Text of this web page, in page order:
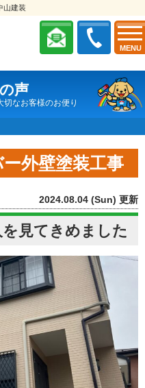
MENU
山建装
声
なお客様のお便り
外壁塗装工事
2024.08.04 (Sun) 更新
見てきめました